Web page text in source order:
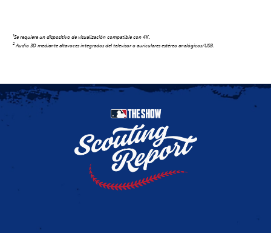
1Se requiere un dispositivo de visualización compatible con 4K.
2 Audio 3D mediante altavoces integrados del televisor o auriculares estéreo analógicos/USB.